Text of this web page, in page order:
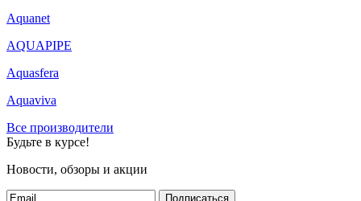
Aquanet
AQUAPIPE
Aquasfera
Aquaviva
Все производители
Будьте в курсе!
Новости, обзоры и акции
Подписаться